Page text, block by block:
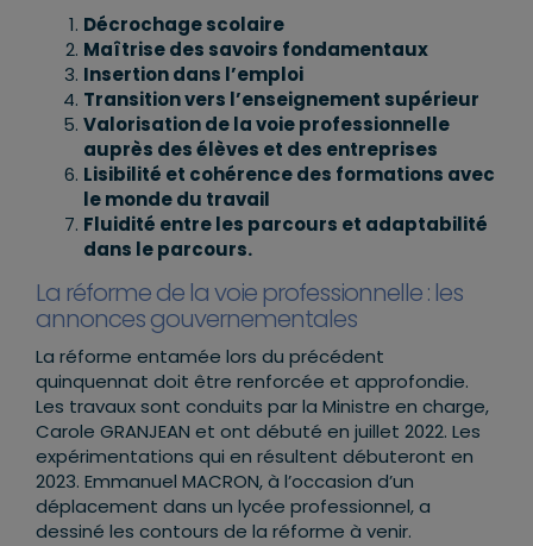
Décrochage scolaire
Maîtrise des savoirs fondamentaux
Insertion dans l’emploi
Transition vers l’enseignement supérieur
Valorisation de la voie professionnelle
auprès des élèves et des entreprises
Lisibilité et cohérence des formations avec
le monde du travail
Fluidité entre les parcours et adaptabilité
dans le parcours.
La réforme de la voie professionnelle : les
annonces gouvernementales
La réforme entamée lors du précédent
quinquennat doit être renforcée et approfondie.
Les travaux sont conduits par la Ministre en charge,
Carole GRANJEAN et ont débuté en juillet 2022. Les
expérimentations qui en résultent débuteront en
2023. Emmanuel MACRON, à l’occasion d’un
déplacement dans un lycée professionnel, a
dessiné les contours de la réforme à venir.